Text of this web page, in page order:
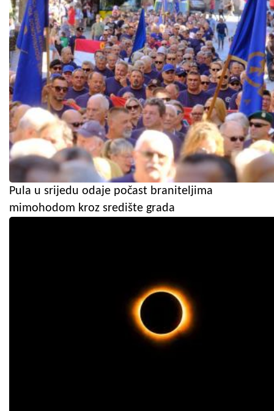
Pula u srijedu odaje počast braniteljima
mimohodom kroz središte grada